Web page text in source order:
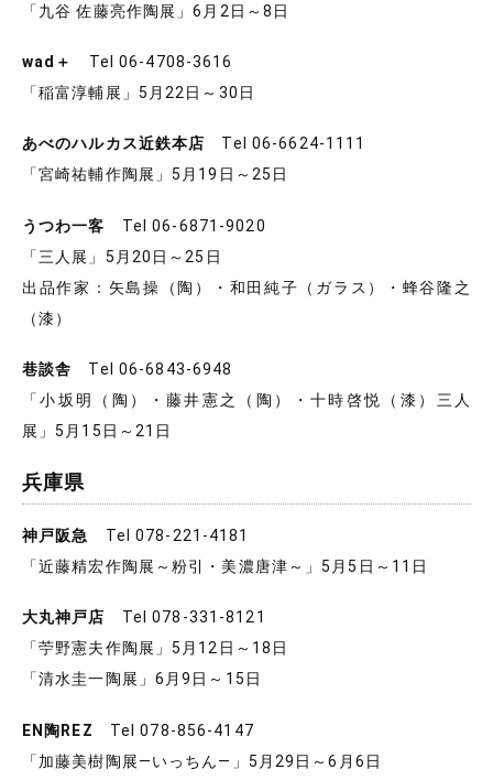
「九谷 佐藤亮作陶展」6月2日～8日
wad＋
Tel 06-4708-3616
「稲富淳輔展」5月22日～30日
あべのハルカス近鉄本店 Tel 06-6624-1111
「宮崎祐輔作陶展」5月19日～25日
うつわ一客
Tel 06-6871-9020
「三人展」5月20日～25日
出品作家：矢島操（陶）・和田純子（ガラス）・蜂谷隆之
（漆）
巷談舎 Tel 06-6843-6948
「小坂明（陶）・藤井憲之（陶）・十時啓悦（漆）三人
展」5月15日～21日
兵庫県
神戸阪急
Tel 078-221-4181
「近藤精宏作陶展～粉引・美濃唐津～」5月5日～11日
大丸神戸店
Tel 078-331-8121
「苧野憲夫作陶展」5月12日～18日
「清水圭一陶展」6月9日～15日
EN陶REZ
Tel 078-856-4147
「加藤美樹陶展―いっちん―」5月29日～6月6日